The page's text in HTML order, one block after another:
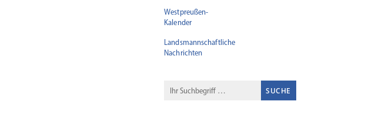
Westpreußen-
Kalender
Landsmannschaftliche
Nachrichten